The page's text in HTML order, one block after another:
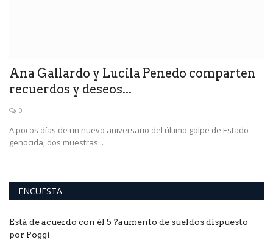
Ana Gallardo y Lucila Penedo comparten
recuerdos y deseos...
0
A pocos días de un nuevo aniversario del último golpe de Estado
genocida, dos muestras...
ENCUESTA
Está de acuerdo con él 5 ?aumento de sueldos dispuesto
por Poggi